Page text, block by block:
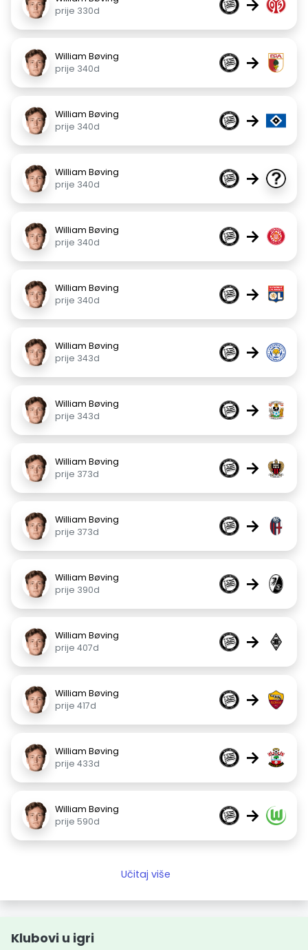
prije 330d
William Bøving
prije 340d
→
William Bøving
prije 340d
→
William Bøving
prije 340d
→
William Bøving
prije 340d
→
William Bøving
prije 340d
→
William Bøving
prije 343d
→
William Bøving
prije 343d
→
William Bøving
prije 373d
→
William Bøving
prije 373d
→
William Bøving
prije 390d
→
William Bøving
prije 407d
→
William Bøving
prije 417d
→
William Bøving
prije 433d
→
William Bøving
prije 590d
→
Učitaj više
Klubovi u igri